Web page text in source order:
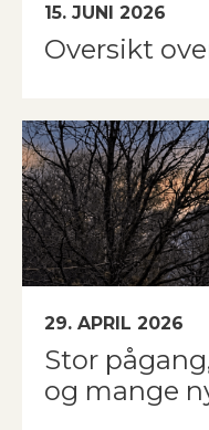
15. JUNI 2026
Oversikt
29. APRIL 2026
Stor
og mange